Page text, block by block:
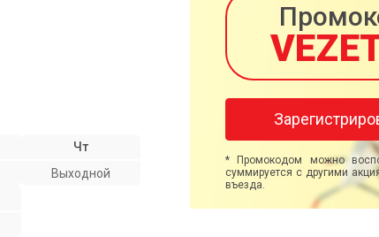
Чт
Выходной
* Промокодом можно
суммируется с другими
въезда.